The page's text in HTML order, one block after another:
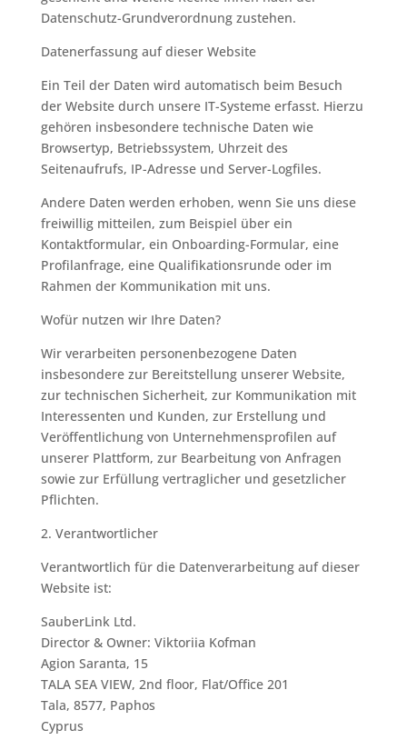
Datenschutz-Grundverordnung zustehen.
Datenerfassung auf dieser Website
Ein Teil der Daten wird automatisch beim Besuch
der Website durch unsere IT-Systeme erfasst. Hierzu
gehören insbesondere technische Daten wie
Browsertyp, Betriebssystem, Uhrzeit des
Seitenaufrufs, IP-Adresse und Server-Logfiles.
Andere Daten werden erhoben, wenn Sie uns diese
freiwillig mitteilen, zum Beispiel über ein
Kontaktformular, ein Onboarding-Formular, eine
Profilanfrage, eine Qualifikationsrunde oder im
Rahmen der Kommunikation mit uns.
Wofür nutzen wir Ihre Daten?
Wir verarbeiten personenbezogene Daten
insbesondere zur Bereitstellung unserer Website,
zur technischen Sicherheit, zur Kommunikation mit
Interessenten und Kunden, zur Erstellung und
Veröffentlichung von Unternehmensprofilen auf
unserer Plattform, zur Bearbeitung von Anfragen
sowie zur Erfüllung vertraglicher und gesetzlicher
Pflichten.
2. Verantwortlicher
Verantwortlich für die Datenverarbeitung auf dieser
Website ist:
SauberLink Ltd.
Director & Owner: Viktoriia Kofman
Agion Saranta, 15
TALA SEA VIEW, 2nd floor, Flat/Office 201
Tala, 8577, Paphos
Cyprus